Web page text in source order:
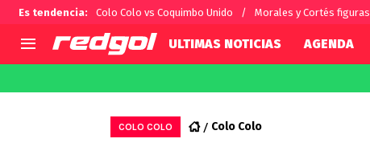
Es tendencia: Colo Colo vs Coquimbo Unido Morales y Cortés figuras
Selección Chilena
ULTIMAS NOTICIAS AGENDA
COLO COLO Colo Colo